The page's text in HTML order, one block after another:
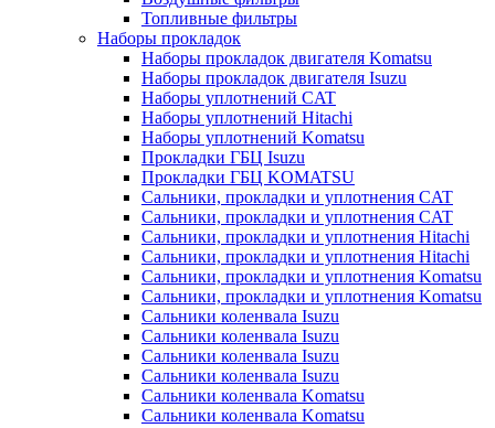
Топливные фильтры
Наборы прокладок
Наборы прокладок двигателя Komatsu
Наборы прокладок двигателя Isuzu
Наборы уплотнений CAT
Наборы уплотнений Hitachi
Наборы уплотнений Komatsu
Прокладки ГБЦ Isuzu
Прокладки ГБЦ KOMATSU
Сальники, прокладки и уплотнения CAT
Сальники, прокладки и уплотнения CAT
Сальники, прокладки и уплотнения Hitachi
Сальники, прокладки и уплотнения Hitachi
Сальники, прокладки и уплотнения Komatsu
Сальники, прокладки и уплотнения Komatsu
Сальники коленвала Isuzu
Сальники коленвала Isuzu
Сальники коленвала Isuzu
Сальники коленвала Isuzu
Сальники коленвала Komatsu
Сальники коленвала Komatsu